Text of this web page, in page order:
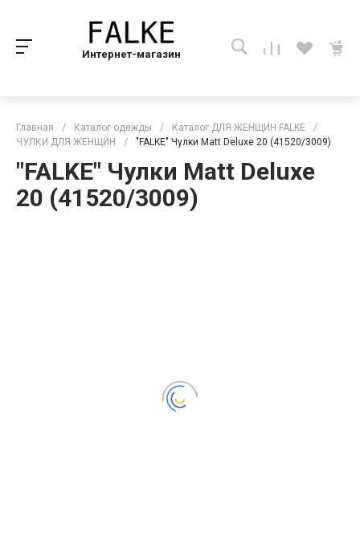
Интернет-магазин
Главная / Каталог одежды / Каталог ДЛЯ ЖЕНЩИН FALKE
/
ЧУЛКИ ДЛЯ ЖЕНЩИН
/ "FALKE" Чулки Matt Deluxe 20 (41520/3009)
"FALKE" Чулки Matt Deluxe
20 (41520/3009)